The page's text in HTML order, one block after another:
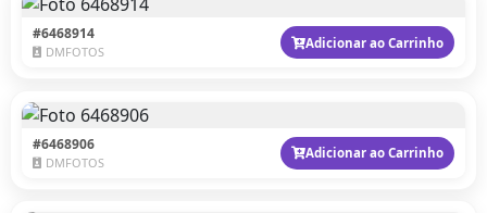
#6468914
DMFOTOS
Adicionar ao Carrinho
#6468906
DMFOTOS
Adicionar ao Carrinho